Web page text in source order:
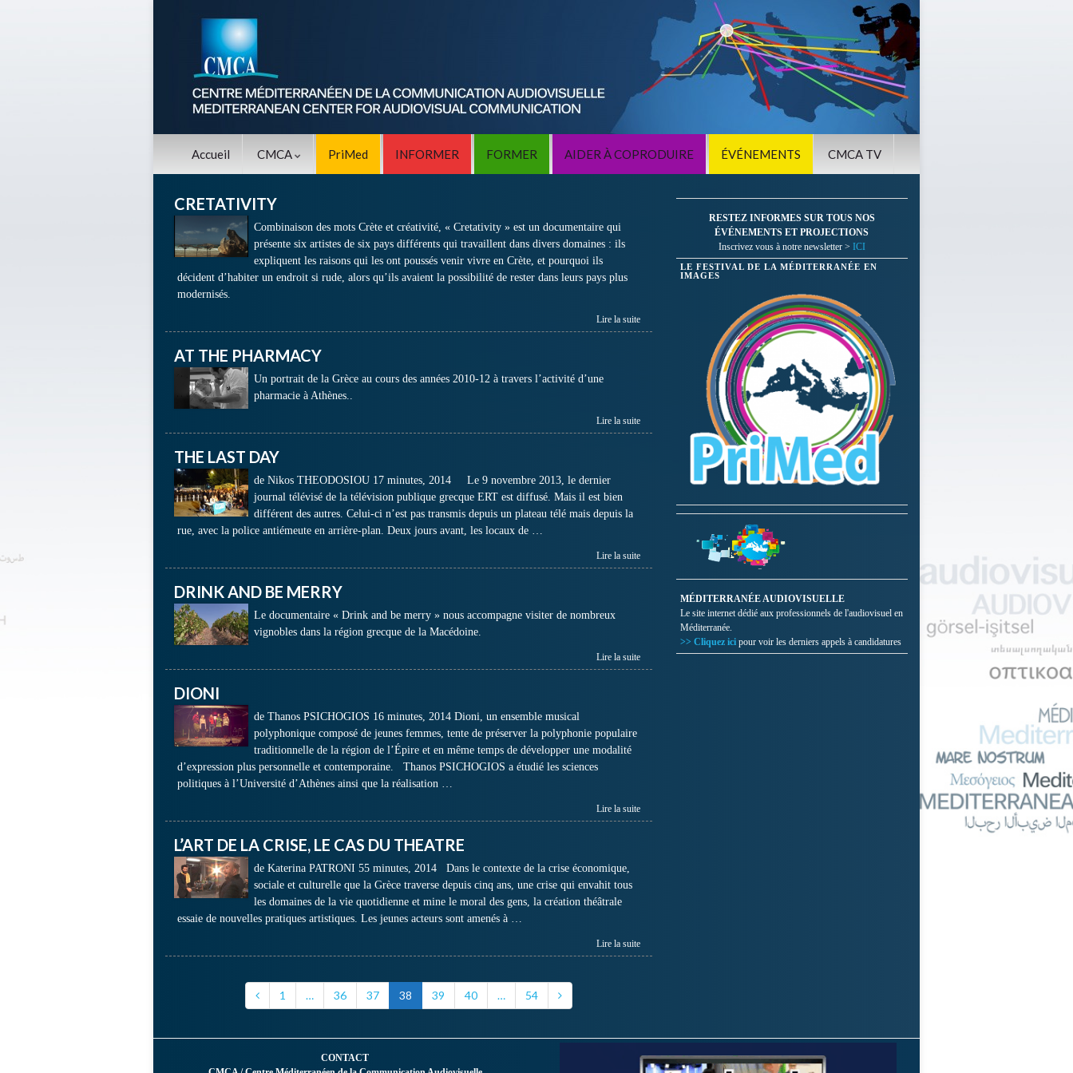
Accueil CMCA PriMed INFORMER FORMER AIDER À COPRODUIRE ÉVÉNEMENTS CMCA TV
CRETATIVITY
Combinaison des mots Crète et créativité, « Cretativity » est un documentaire qui
présente six artistes de six pays différents qui travaillent dans divers domaines : ils
expliquent les raisons qui les ont poussés venir vivre en Crète, et pourquoi ils
décident d’habiter un endroit si rude, alors qu’ils avaient la possibilité de rester dans leurs pays plus
modernisés.
Lire la suite
AT THE PHARMACY
Un portrait de la Grèce au cours des années 2010-12 à travers l’activité d’une
pharmacie à Athènes..
Lire la suite
THE LAST DAY
de Nikos THEODOSIOU 17 minutes, 2014 Le 9 novembre 2013, le dernier
journal télévisé de la télévision publique grecque ERT est diffusé. Mais il est bien
différent des autres. Celui-ci n’est pas transmis depuis un plateau télé mais depuis la
rue, avec la police antiémeute en arrière-plan. Deux jours avant, les locaux de …
Lire la suite
DRINK AND BE MERRY
Le documentaire « Drink and be merry » nous accompagne visiter de nombreux
vignobles dans la région grecque de la Macédoine.
Lire la suite
DIONI
de Thanos PSICHOGIOS 16 minutes, 2014 Dioni, un ensemble musical
polyphonique composé de jeunes femmes, tente de préserver la polyphonie populaire
traditionnelle de la région de l’Épire et en même temps de développer une modalité
d’expression plus personnelle et contemporaine. Thanos PSICHOGIOS a étudié les sciences
politiques à l’Université d’Athènes ainsi que la réalisation …
Lire la suite
L’ART DE LA CRISE, LE CAS DU THEATRE
de Katerina PATRONI 55 minutes, 2014 Dans le contexte de la crise économique,
sociale et culturelle que la Grèce traverse depuis cinq ans, une crise qui envahit tous
les domaines de la vie quotidienne et mine le moral des gens, la création théâtrale
essaie de nouvelles pratiques artistiques. Les jeunes acteurs sont amenés à …
Lire la suite
1 … 36 37 38 39 40 … 54
RESTEZ INFORMES SUR TOUS NOS
ÉVÉNEMENTS ET PROJECTIONS
Inscrivez vous à notre newsletter > ICI
LE FESTIVAL DE LA MÉDITERRANÉE EN
IMAGES
MÉDITERRANÉE AUDIOVISUELLE
Le site internet dédié aux professionnels de l'audiovisuel en
Méditerranée.
>> Cliquez ici pour voir les derniers appels à candidatures
CONTACT